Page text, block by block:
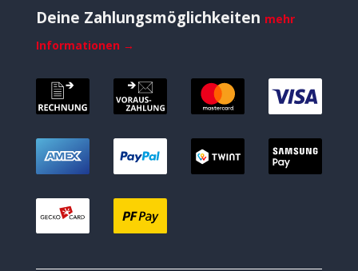
Deine Zahlungsmöglichkeiten mehr
Informationen →